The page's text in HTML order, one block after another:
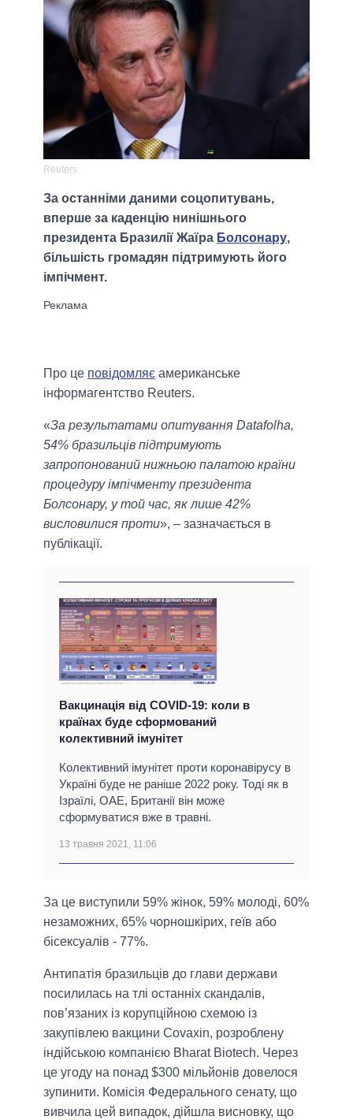
Reuters
За останніми даними соцопитувань,
вперше за каденцію нинішнього
президента Бразилії Жаїра Болсонару,
більшість громадян підтримують його
імпічмент.
Про це повідомляє американське
інформагентство Reuters.
«За результатами опитування Datafolha,
54% бразильців підтримують
запропонований нижньою палатою країни
процедуру імпічменту президента
Болсонару, у той час, як лише 42%
висловилися проти», – зазначається в
публікації.
Вакцинація від COVID-19: коли в
країнах буде сформований
колективний імунітет
Колективний імунітет проти коронавірусу в
Україні буде не раніше 2022 року. Тоді як в
Ізраїлі, ОАЕ, Британії він може
сформуватися вже в травні.
13 травня 2021, 11:06
За це виступили 59% жінок, 59% молоді, 60%
незаможних, 65% чорношкірих, геїв або
бісексуалів - 77%.
Антипатія бразильців до глави держави
посилилась на тлі останніх скандалів,
пов’язаних із корупційною схемою із
закупівлею вакцини Covaxin, розроблену
індійською компанією Bharat Biotech. Через
це угоду на понад $300 мільйонів довелося
зупинити. Комісія Федерального сенату, що
вивчила цей випадок, дійшла висновку, що